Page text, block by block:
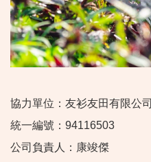
協力單位：友衫友田有限公司
統一編號：94116503
公司負責人：康竣傑